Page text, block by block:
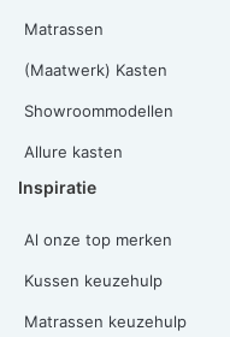
Matrassen
(Maatwerk) Kasten
Showroommodellen
Allure kasten
Inspiratie
Al onze top merken
Kussen keuzehulp
Matrassen keuzehulp